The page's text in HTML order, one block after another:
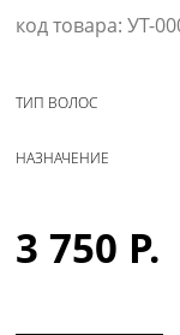
код товара: УТ-
ТИП ВОЛОС
НАЗНАЧЕНИЕ
3 750 Р.